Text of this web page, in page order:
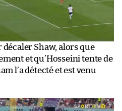
Shaw, alors que
et qu’Hosseini tente de
l’a détecté et est venu